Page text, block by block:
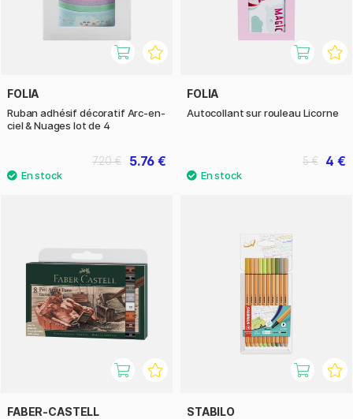
FOLIA
Ruban adhésif décoratif Arc-en-
ciel & Nuages lot de 4
5.76 €
7.20 €
FOLIA
Autocollant sur rouleau Licorne
4 €
5 €
FABER-CASTELL STABILO